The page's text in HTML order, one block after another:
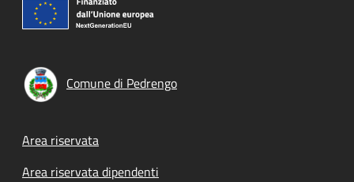
Comune di Pedrengo
Footer menu
Area riservata
Area riservata dipendenti